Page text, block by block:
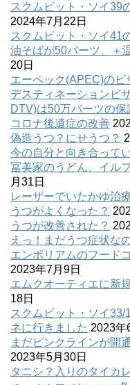
スクムビット・ソイ39
2024年7月22日
スクムビット・ソイ41
油そばが50バーツ、＋
20日
エーペック(APEC)のビ
デスティネーションビ
DTV)は50万バーツの保
コロナ後遺症の改善
偽造うつ？にせうつ？
今の自分と向き合って
冨美家のうどん、イル
月31日
レーザーでいたかゆ治
うつがよくなった？
うつが改善された？
えっ！まだうつ症状な
エンポリアムのフード
2023年7月9日
エムクオーティエに新
18日
スクムビット・ソイ
ネに行きました 2023年
まだピンクラインが開
2023年5月30日
タニシ？入りのタイカ